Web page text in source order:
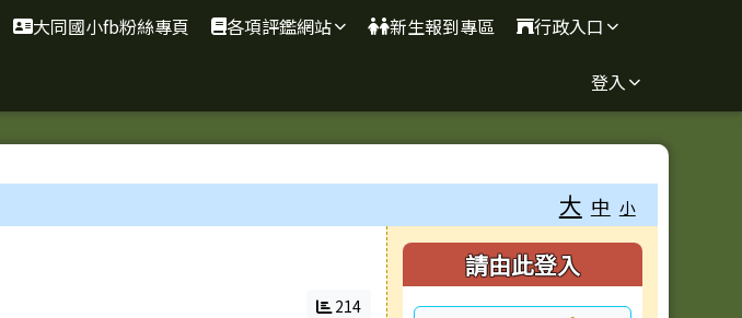
大同國小fb粉絲專頁 各項評鑑網站 新生報到專區 行政入口
登入
大 中 小
214
右邊區域內容
請由此登入